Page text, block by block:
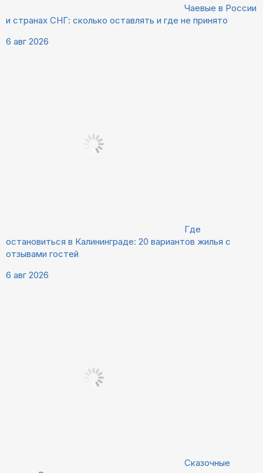
Чаевые в России
и странах СНГ: сколько оставлять и где не принято
6 авг 2026
Где
остановиться в Калининграде: 20 вариантов жилья с
отзывами гостей
6 авг 2026
Сказочные